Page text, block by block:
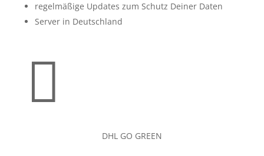
regelmäßige Updates zum Schutz Deiner Daten
Server in Deutschland

DHL GO GREEN